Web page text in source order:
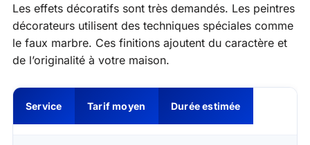
Les effets décoratifs sont très demandés. Les peintres
décorateurs utilisent des techniques spéciales comme
le faux marbre. Ces finitions ajoutent du caractère et
de l’originalité à votre maison.
Service Tarif moyen Durée estimée